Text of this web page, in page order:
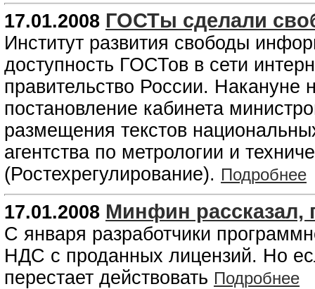
17.01.2008 ГОСТы сделали
Институт развития свободы
доступность ГОСТов в сети
правительство России. Накануне
постановление кабинета
размещения текстов
агентства по метрологии и
(Ростехрегулирование). Подробнее
17.01.2008 Минфин рассказал,
С января разработчики
НДС с проданных лицензий. Но
перестает действовать Подробнее